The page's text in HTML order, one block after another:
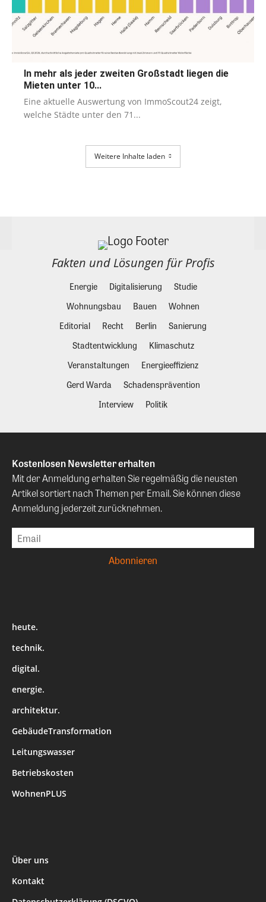
In mehr als jeder zweiten Großstadt liegen die
Mieten unter 10...
Eine aktuelle Auswertung von ImmoScout24 zeigt,
welche Städte unter den 71...
Weitere Inhalte laden
Fakten und Lösungen für Profis
Energie Digitalisierung
Studie
Wohnungsbau
Bauen
Wohnen
Editorial
Recht Berlin
Sanierung
Stadtentwicklung
Klimaschutz
Veranstaltungen
Energieeffizienz
Gerd Warda
Schadensprävention
Interview
Politik
Kostenlosen Newsletter erhalten
Mit der Anmeldung erhalten Sie regelmäßig die neusten
Artikel sortiert nach Themen per Email. Sie können diese
Anmeldung jederzeit zurücknehmen.
heute.
technik.
digital.
energie.
architektur.
GebäudeTransformation
Leitungswasser
Betriebskosten
WohnenPLUS
Über uns
Kontakt